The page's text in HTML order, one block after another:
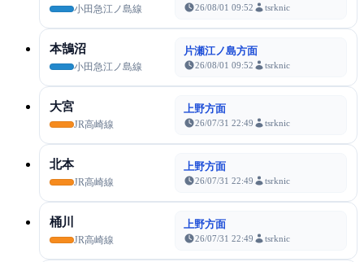
小田急江ノ島線 26/08/01 09:52 tsrknic
本鵠沼
小田急江ノ島線
片瀬江ノ島方面
26/08/01 09:52 tsrknic
大宮
JR高崎線
上野方面
26/07/31 22:49 tsrknic
北本
JR高崎線
上野方面
26/07/31 22:49 tsrknic
桶川
JR高崎線
上野方面
26/07/31 22:49 tsrknic